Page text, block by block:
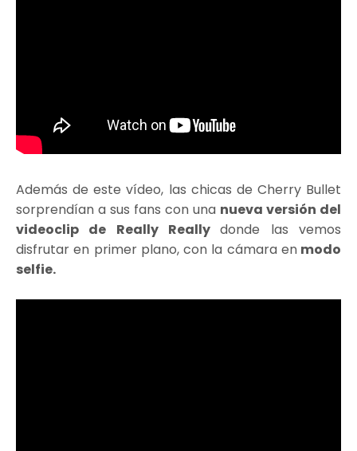
Además de este vídeo, las chicas de Cherry Bullet
sorprendían a sus fans con una nueva versión del
videoclip de Really Reallydonde las vemos
disfrutar en primer plano, con la cámara enmodo
selfie.